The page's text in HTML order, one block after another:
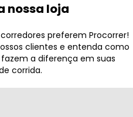
nossa loja
preferem Procorrer!
clientes e entenda como
a diferença em suas
corrida.